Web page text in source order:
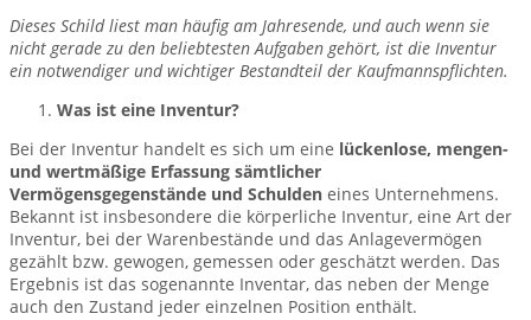
Dieses Schild liest man häufig am Jahresende, und auch wenn sie
nicht gerade zu den beliebtesten Aufgaben gehört, ist die Inventur
ein notwendiger und wichtiger Bestandteil der Kaufmannspflichten.
Was ist eine Inventur?
Bei der Inventur handelt es sich um eine lückenlose, mengen-
und wertmäßige Erfassung sämtlicher
Vermögensgegenstände und Schulden eines Unternehmens.
Bekannt ist insbesondere die körperliche Inventur, eine Art der
Inventur, bei der Warenbestände und das Anlagevermögen
gezählt bzw. gewogen, gemessen oder geschätzt werden. Das
Ergebnis ist das sogenannte Inventar, das neben der Menge
auch den Zustand jeder einzelnen Position enthält.